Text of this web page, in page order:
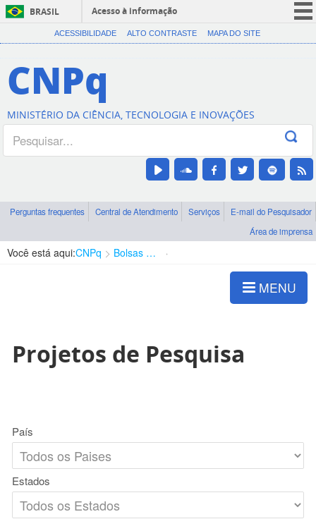
BRASIL
Acesso à informação
CORONAVÍRUS (COVID-19)
Canais
ACESSIBILIDADE ALTO CONTRASTE MAPA DO SITE
CNPq
MINISTÉRIO DA CIÊNCIA, TECNOLOGIA E INOVAÇÕES
Perguntas frequentes Central de Atendimento Serviços
E-mail do Pesquisador
Área de imprensa
Você está aqui:CNPq Bolsas e Auxílios Vigentes
MENU
Projetos de Pesquisa
País
Estados